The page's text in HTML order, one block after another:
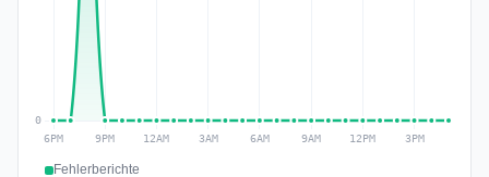
Fehlerberichte